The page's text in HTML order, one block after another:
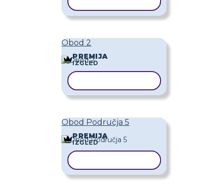
Obod 2
PREMIJA
IZGLED
Obod Područja 5
PREMIJA
IZGLED